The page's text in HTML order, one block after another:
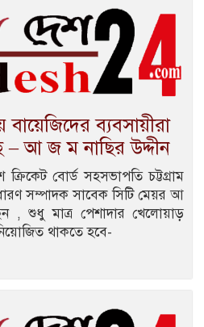
বায়েজিদের ব্যবসায়ীরা
– আ জ ম নাছির উদ্দীন
ক্রিকেট বোর্ড সহসভাপতি চট্টগ্রাম
সম্পাদক সাবেক সিটি মেয়র আ
, শুধু মাত্র পেশাদার খেলোয়াড়
থাকতে হবে-